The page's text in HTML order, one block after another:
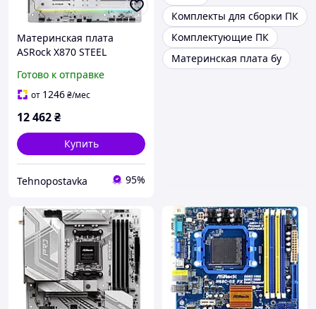
Материнская плата
ASRock X870 STEEL
AMD X870 4xDDR5 3xM.2
4xSATA 2xUSB4 White
Готово к отправке
от 1246₴/мес
12 462₴
Купить
Tehnopostavka 95%
Комплекты для сборки ПК
Комплектующие ПК
Материнская плата бу